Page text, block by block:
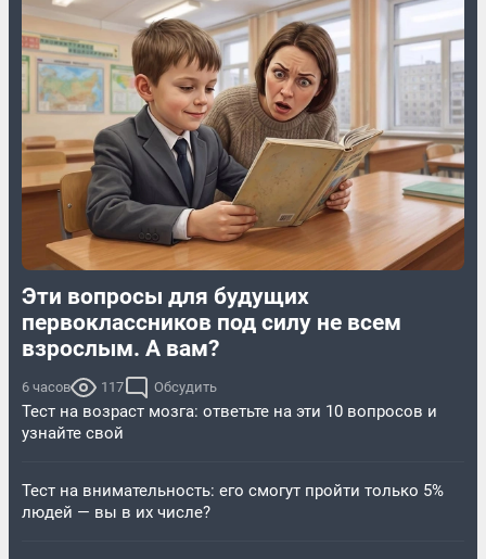
Эти вопросы для будущих
первоклассников под силу не всем
взрослым. А вам?
6 часов 117 Обсудить
Тест на возраст мозга: ответьте на эти 10 вопросов и
узнайте свой
Тест на внимательность: его смогут пройти только 5%
людей — вы в их числе?